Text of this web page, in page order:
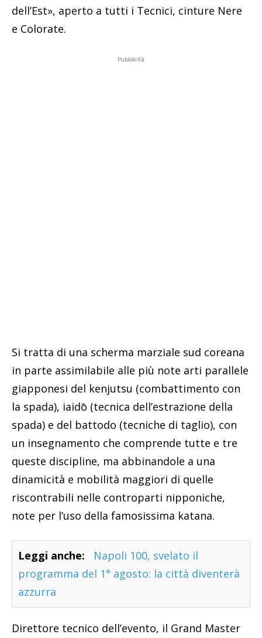
dell’Est», aperto a tutti i Tecnici, cinture Nere
e Colorate.
Pubblicità
Si tratta di una scherma marziale sud coreana
in parte assimilabile alle più note arti parallele
giapponesi del kenjutsu (combattimento con
la spada), iaidō (tecnica dell’estrazione della
spada) e del battodo (tecniche di taglio), con
un insegnamento che comprende tutte e tre
queste discipline, ma abbinandole a una
dinamicità e mobilità maggiori di quelle
riscontrabili nelle controparti nipponiche,
note per l’uso della famosissima katana.
Leggi anche:
Napoli 100, svelato il
programma del 1° agosto: la città diventerà
azzurra
Direttore tecnico dell’evento, il Grand Master